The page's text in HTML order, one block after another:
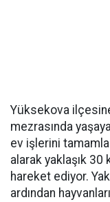
Yüksekova
mezrasında
ev işlerini
alarak yaklaşık 30
hareket ediyor.
ardından